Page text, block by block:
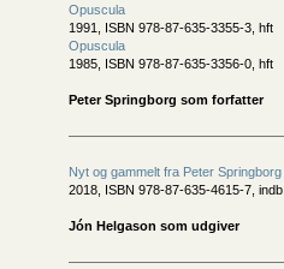
Opuscula
1991, ISBN 978-87-635-3355-3, hft
Opuscula
1985, ISBN 978-87-635-3356-0, hft
Peter Springborg som forfatter
Nyt og gammelt fra Peter Springborg
2018, ISBN 978-87-635-4615-7, indb
Jón Helgason som udgiver